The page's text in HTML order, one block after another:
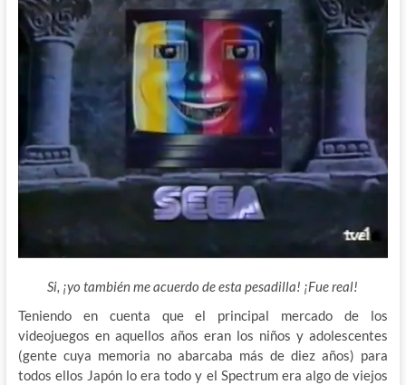
Si, ¡yo también me acuerdo de esta pesadilla! ¡Fue real!
Teniendo en cuenta que el principal mercado de los
videojuegos en aquellos años eran los niños y adolescentes
(gente cuya memoria no abarcaba más de diez años) para
todos ellos Japón lo era todo y el Spectrum era algo de viejos